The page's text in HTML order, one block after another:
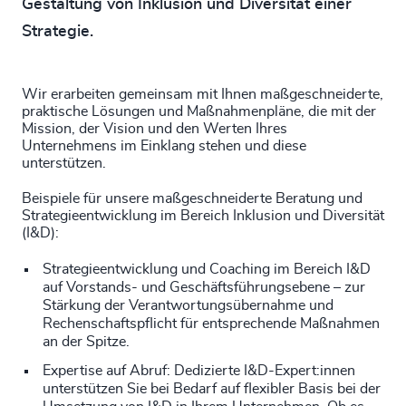
Gestaltung von Inklusion und Diversität einer
Strategie.
Wir erarbeiten gemeinsam mit Ihnen maßgeschneiderte,
praktische Lösungen und Maßnahmenpläne, die mit der
Mission, der Vision und den Werten Ihres
Unternehmens im Einklang stehen und diese
unterstützen.
Beispiele für unsere maßgeschneiderte Beratung und
Strategieentwicklung im Bereich Inklusion und Diversität
(I&D):
Strategieentwicklung und Coaching im Bereich I&D
auf Vorstands- und Geschäftsführungsebene – zur
Stärkung der Verantwortungsübernahme und
Rechenschaftspflicht für entsprechende Maßnahmen
an der Spitze.
Expertise auf Abruf: Dedizierte I&D-Expert:innen
unterstützen Sie bei Bedarf auf flexibler Basis bei der